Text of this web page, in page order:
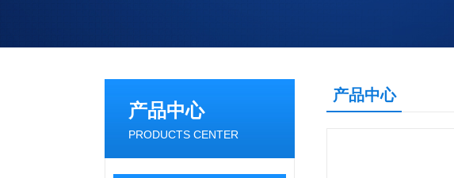
产品中心
PRODUCTS CENTER
产品中心